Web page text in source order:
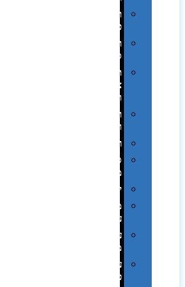
תיקי
טיולים
תיקי
ספורט
תיקי
ומכתביות
תערוכות
וכנסים
רמקולים
סוכריות
ממותגות
יודאיקה
מארזי
עטים
עטי
מתכת
עטי
פלסטיק